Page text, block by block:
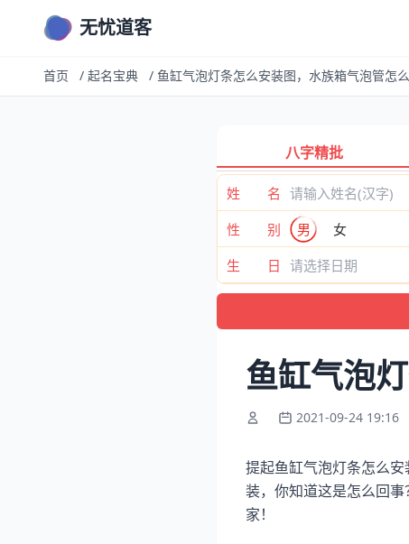
无忧道客
首页 / 起名宝典 / 鱼缸气泡灯条怎么安装图，水族箱气泡管怎么
八字精批
姓 名
性 别
男
女
生 日
鱼缸气泡
2021-09-24 19:16
提起鱼缸气泡灯条怎么
装，你知道这是怎么回
家！